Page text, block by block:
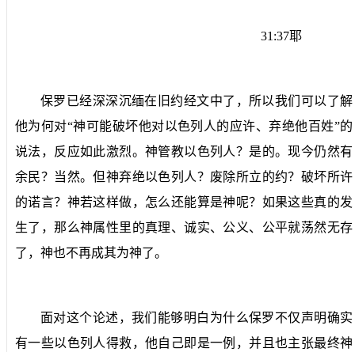
耶
31:37
保罗已经深深沉缅在旧约经文中了，所以我们可以了解
他为何对“神可能破坏他对以色列人的应许、弃绝他百姓”的
说法，反应如此激烈。神管教以色列人？是的。现今仍然有
余民？当然。但神弃绝以色列人？废除所立的约？破坏所许
的诺言？神若这样做，怎么还能算是神呢？如果这些真的发
生了，那么神属性里的真理、诚实、公义、公平就荡然无存
了，神也不再成其为神了。
面对这个论述，我们能够明白为什么保罗不仅声明确实
有一些以色列人得救，他自己即是一例，并且也主张最终神